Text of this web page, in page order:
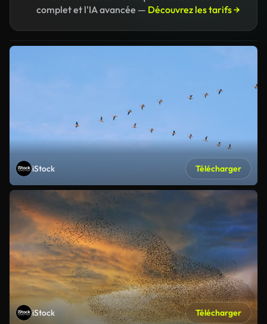
complet et l'IA avancée — Découvrez les tarifs →
iStock Télécharger
iStock Télécharger